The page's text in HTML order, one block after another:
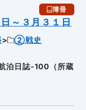
簿冊
～３月３１日
②戦史
日誌-100（所蔵